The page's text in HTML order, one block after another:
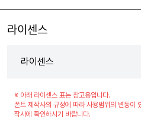
라이센스
라이센스
※ 아래 라이센스 표는 참고용입니다.
폰트 제작사의 규정에 따라 사용범위의 변동이
작사에 확인하시기 바랍니다.